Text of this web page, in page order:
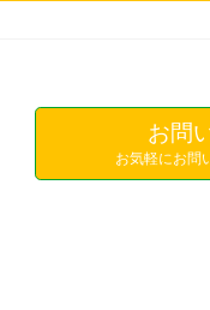
お問
お気軽にお問